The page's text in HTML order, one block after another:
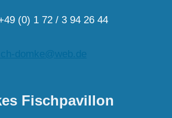
(0) 1 72 / 3 94 26 44
domke@web.de
Fischpavillon